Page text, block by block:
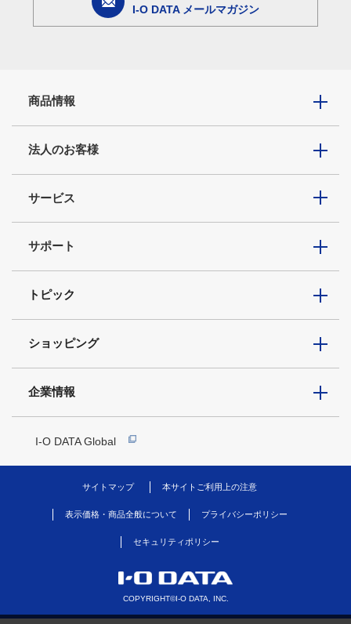
I-O DATA メールマガジン
商品情報
法人のお客様
サービス
サポート
トピック
ショッピング
企業情報
I-O DATA Global
サイトマップ 本サイトご利用上の注意
表示価格・商品全般について プライバシーポリシー
セキュリティポリシー
COPYRIGHT©I-O DATA, INC.